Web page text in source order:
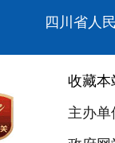
四川省人
收藏本
主办